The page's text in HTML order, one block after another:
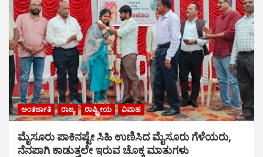
ಅಂತರ್ಜಾತಿ ರಾಜ್ಯ ರಾಷ್ಟ್ರೀಯ ವಿವಾಹ
ಮೈಸೂರು ಪಾಕಿನಷ್ಟೇ ಸಿಹಿ ಉಣಿಸಿದ ಮೈಸೂರು ಗೆಳೆಯರು,
ನೆನಪಾಗಿ ಕಾಡುತ್ತಲೇ ಇರುವ ಚೊಕ್ಕ ಮಾತುಗಳು